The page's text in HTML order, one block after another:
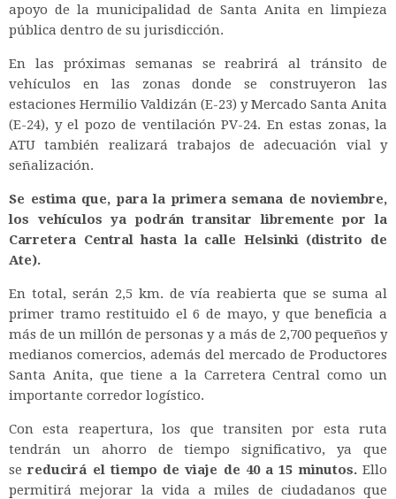
apoyo de la municipalidad de Santa Anita en limpieza
pública dentro de su jurisdicción.
En las próximas semanas se reabrirá al tránsito de
vehículos en las zonas donde se construyeron las
estaciones Hermilio Valdizán (E-23) y Mercado Santa Anita
(E-24), y el pozo de ventilación PV-24. En estas zonas, la
ATU también realizará trabajos de adecuación vial y
señalización.
Se estima que, para la primera semana de noviembre,
los vehículos ya podrán transitar libremente por la
Carretera Central hasta la calle Helsinki (distrito de
Ate).
En total, serán 2,5 km. de vía reabierta que se suma al
primer tramo restituido el 6 de mayo, y que beneficia a
más de un millón de personas y a más de 2,700 pequeños y
medianos comercios, además del mercado de Productores
Santa Anita, que tiene a la Carretera Central como un
importante corredor logístico.
Con esta reapertura, los que transiten por esta ruta
tendrán un ahorro de tiempo significativo, ya que
sereducirá el tiempo de viaje de 40 a 15 minutos.Ello
permitirá mejorar la vida a miles de ciudadanos que